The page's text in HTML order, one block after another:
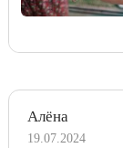
Алёна
19.07.2024